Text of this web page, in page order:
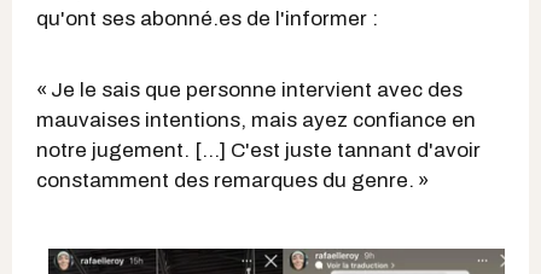
qu'ont ses abonné.es de l'informer :
« Je le sais que personne intervient avec des
mauvaises intentions, mais ayez confiance en
notre jugement. […] C'est juste tannant d'avoir
constamment des remarques du genre. »